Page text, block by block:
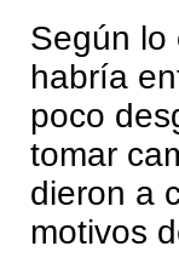
Según lo
habría
poco
tomar
dieron a
motivos